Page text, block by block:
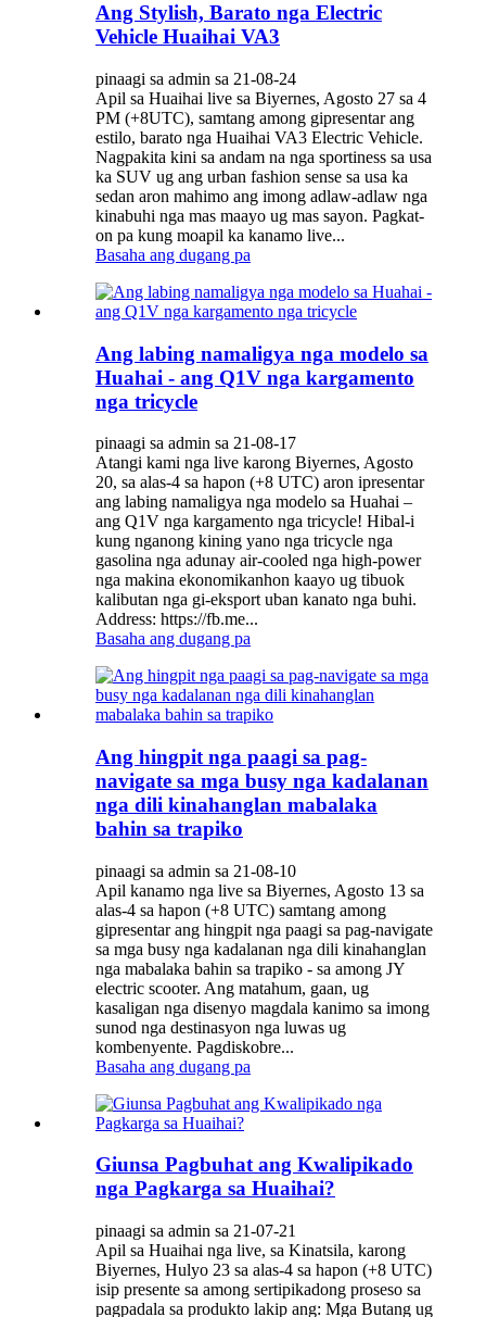
Ang Stylish, Barato nga Electric
Vehicle Huaihai VA3
pinaagi sa admin sa 21-08-24
Apil sa Huaihai live sa Biyernes, Agosto 27 sa 4
PM (+8UTC), samtang among gipresentar ang
estilo, barato nga Huaihai VA3 Electric Vehicle.
Nagpakita kini sa andam na nga sportiness sa usa
ka SUV ug ang urban fashion sense sa usa ka
sedan aron mahimo ang imong adlaw-adlaw nga
kinabuhi nga mas maayo ug mas sayon. Pagkat-
on pa kung moapil ka kanamo live...
Basaha ang dugang pa
Ang labing namaligya nga modelo sa
Huahai - ang Q1V nga kargamento
nga tricycle
pinaagi sa admin sa 21-08-17
Atangi kami nga live karong Biyernes, Agosto
20, sa alas-4 sa hapon (+8 UTC) aron ipresentar
ang labing namaligya nga modelo sa Huahai –
ang Q1V nga kargamento nga tricycle! Hibal-i
kung nganong kining yano nga tricycle nga
gasolina nga adunay air-cooled nga high-power
nga makina ekonomikanhon kaayo ug tibuok
kalibutan nga gi-eksport uban kanato nga buhi.
Address: https://fb.me...
Basaha ang dugang pa
Ang hingpit nga paagi sa pag-
navigate sa mga busy nga kadalanan
nga dili kinahanglan mabalaka
bahin sa trapiko
pinaagi sa admin sa 21-08-10
Apil kanamo nga live sa Biyernes, Agosto 13 sa
alas-4 sa hapon (+8 UTC) samtang among
gipresentar ang hingpit nga paagi sa pag-navigate
sa mga busy nga kadalanan nga dili kinahanglan
nga mabalaka bahin sa trapiko - sa among JY
electric scooter. Ang matahum, gaan, ug
kasaligan nga disenyo magdala kanimo sa imong
sunod nga destinasyon nga luwas ug
kombenyente. Pagdiskobre...
Basaha ang dugang pa
Giunsa Pagbuhat ang Kwalipikado
nga Pagkarga sa Huaihai?
pinaagi sa admin sa 21-07-21
Apil sa Huaihai nga live, sa Kinatsila, karong
Biyernes, Hulyo 23 sa alas-4 sa hapon (+8 UTC)
isip presente sa among sertipikadong proseso sa
pagpadala sa produkto lakip ang: Mga Butang ug